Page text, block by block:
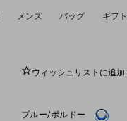
メンズ バッグ ギフト
ヴァレンタイ
ウィッシュリストに追加
ブルー/ボルドー